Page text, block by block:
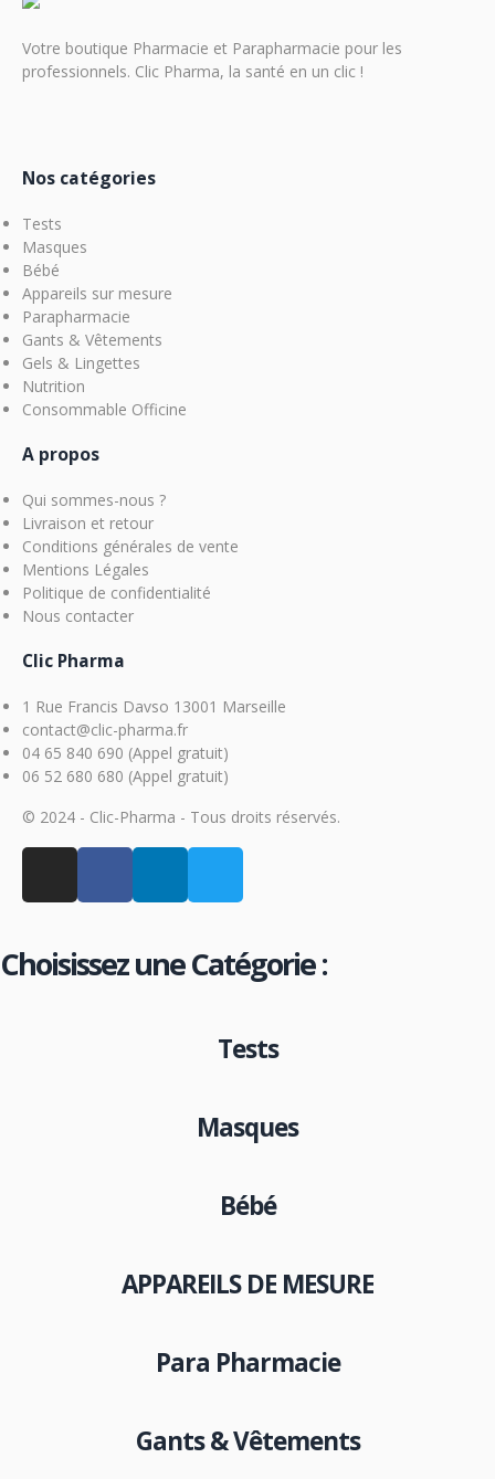
Votre boutique Pharmacie et Parapharmacie pour les
professionnels. Clic Pharma, la santé en un clic !
Nos catégories
Tests
Masques
Bébé
Appareils sur mesure
Parapharmacie
Gants & Vêtements
Gels & Lingettes
Nutrition
Consommable Officine
A propos
Qui sommes-nous ?
Livraison et retour
Conditions générales de vente
Mentions Légales
Politique de confidentialité
Nous contacter
Clic Pharma
1 Rue Francis Davso 13001 Marseille
contact@clic-pharma.fr
04 65 840 690 (Appel gratuit)
06 52 680 680 (Appel gratuit)
© 2024 - Clic-Pharma - Tous droits réservés.
Choisissez une Catégorie :
Tests
Masques
Bébé
APPAREILS DE MESURE
Para Pharmacie
Gants & Vêtements